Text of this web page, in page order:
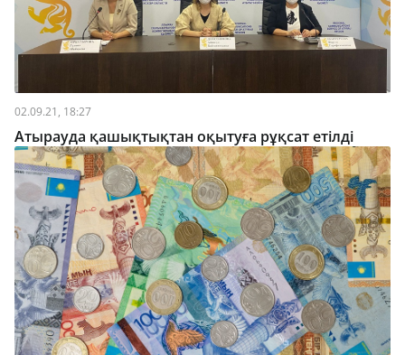
02.09.21, 18:27
Атырауда қашықтықтан оқытуға рұқсат етілді